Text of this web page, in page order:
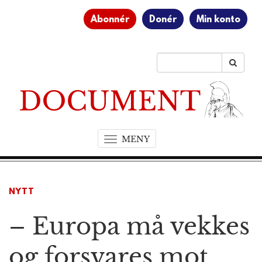
Abonnér Donér Min konto
MENYT
o
a
i
NYTT
– Europa må vekkes